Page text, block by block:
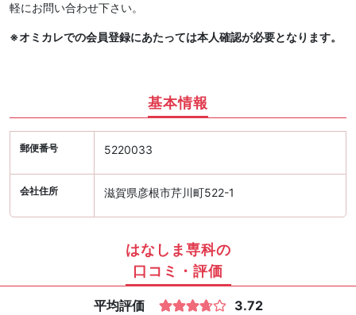
軽にお問い合わせ下さい。
※オミカレでの会員登録にあたっては本人確認が必要となります。
基本情報
郵便番号 5220033
会社住所 滋賀県彦根市芹川町522-1
はなしま専科の
口コミ・評価
平均評価 3.72